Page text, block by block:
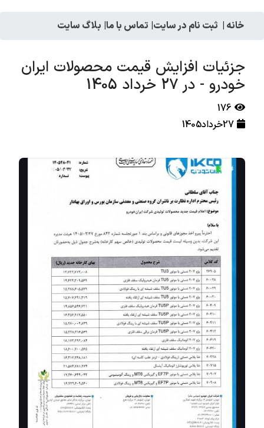
خانه | ثبت نام در سایت| تماس با ما| بلاگ سایت
جزئیات افزایش قیمت محصولات ایران
خودرو - در 27 خرداد 1405
176
27خرداد1405